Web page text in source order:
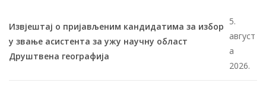
Извјештај о пријављеним кандидатима за избор
у звање асистента за ужу научну област
Друштвена географија
5.
август
а
2026.